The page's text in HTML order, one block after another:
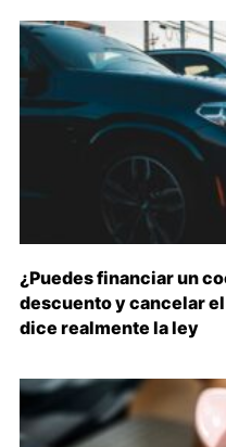
¿Puedes financiar un
descuento y cancelar
dice realmente la ley